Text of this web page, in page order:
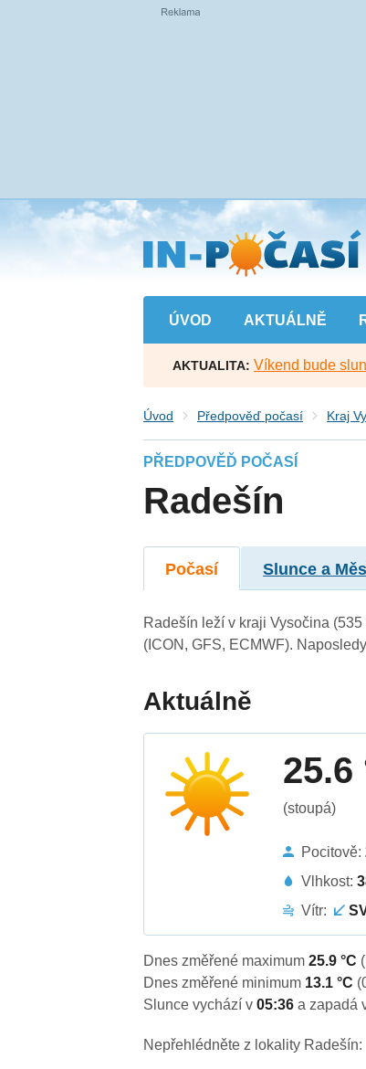
Přejít
na
hlavní
obsah
ÚVOD AKTUÁLNĚ
AKTUALITA: Víkend bude
Úvod Předpověď počasí Kraj
PŘEDPOVĚĎ POČASÍ
Radešín
Počasí Slunce a
Radešín leží v kraji Vysočina
(ICON, GFS, ECMWF).
Aktuálně
25.6
(stoupá)
Pocitově:
Vlhkost:
Vítr:
Dnes změřené maximum25.9 °C
Dnes změřené minimum 13.1 °C
Slunce vychází v05:36a zapadá
Nepřehlédněte z lokality Radešín: